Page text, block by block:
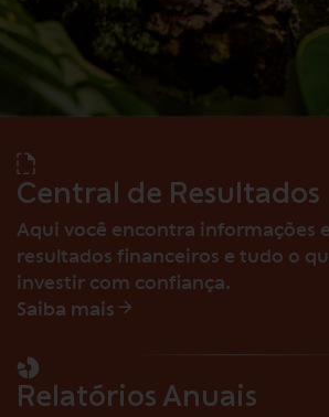
Central de Resultados
Aqui você encontra informações
resultados financeiros e tudo o
investir com confiança.
Saiba mais
Relatórios Anuais